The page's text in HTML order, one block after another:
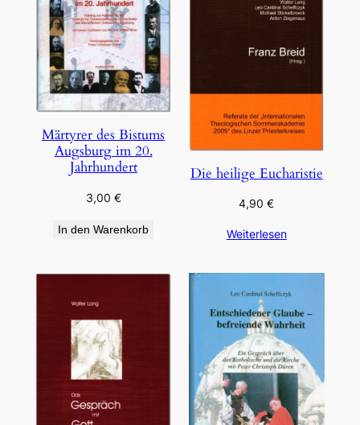
Märtyrer des Bistums
Augsburg im 20.
Jahrhundert
3,00 €
In den Warenkorb
Die heilige Eucharistie
4,90€
Weiterlesen